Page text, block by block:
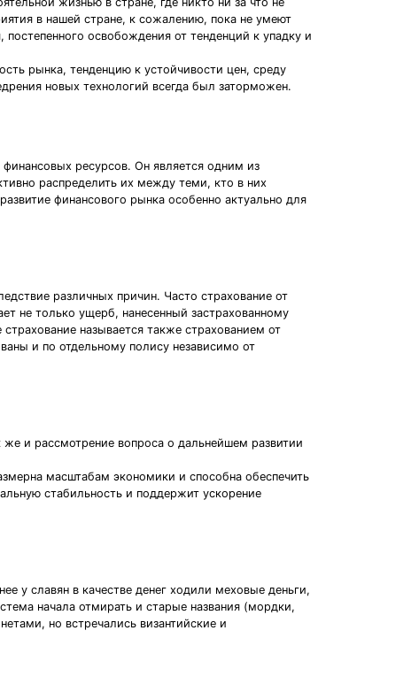
в нашей стране, к сожалению, пока не умеют
освобождения от тенденций к упадку и
рынка, тенденцию к устойчивости цен, среду
новых технологий всегда был заторможен.
pесуpсов. Он является одним из
распределить их между теми, кто в них
финансового рынка особенно актуально для
различных причин. Часто страхование от
не только ущерб, нанесенный застрахованному
называется также страхованием от
и по отдельному полису независимо от
и рассмотрение вопроса о дальнейшем развитии
масштабам экономики и способна обеспечить
стабильность и поддержит ускорение
у славян в качестве денег ходили меховые деньги,
начала отмирать и старые названия (мордки,
но встречались византийские и